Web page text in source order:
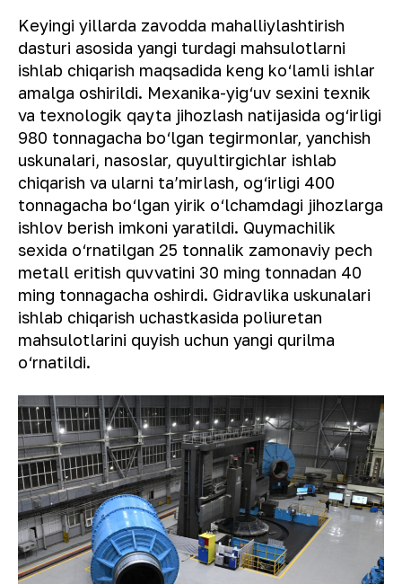
Keyingi yillarda zavodda mahalliylashtirish
dasturi asosida yangi turdagi mahsulotlarni
ishlab chiqarish maqsadida keng ko‘lamli ishlar
amalga oshirildi. Mexanika-yig‘uv sexini texnik
va texnologik qayta jihozlash natijasida og‘irligi
980 tonnagacha bo‘lgan tegirmonlar, yanchish
uskunalari, nasoslar, quyultirgichlar ishlab
chiqarish va ularni ta’mirlash, og‘irligi 400
tonnagacha bo‘lgan yirik o‘lchamdagi jihozlarga
ishlov berish imkoni yaratildi. Quymachilik
sexida o‘rnatilgan 25 tonnalik zamonaviy pech
metall eritish quvvatini 30 ming tonnadan 40
ming tonnagacha oshirdi. Gidravlika uskunalari
ishlab chiqarish uchastkasida poliuretan
mahsulotlarini quyish uchun yangi qurilma
o‘rnatildi.